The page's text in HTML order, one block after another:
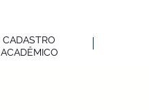
CADASTRO
ACADÊMICO